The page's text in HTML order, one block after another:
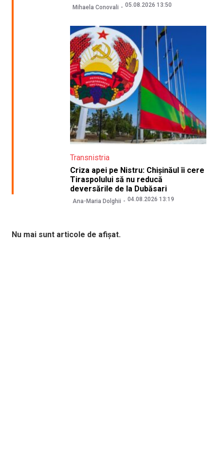
Mihaela Conovali 05.08.2026 13:50
Transnistria
Criza apei pe Nistru: Chișinăul îi cere
Tiraspolului să nu reducă
deversările de la Dubăsari
Ana-Maria Dolghii 04.08.2026 13:19
Nu mai sunt articole de afișat.